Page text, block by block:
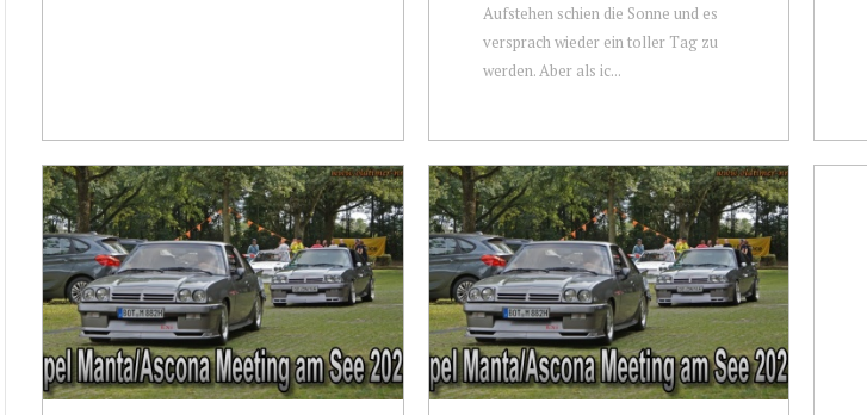
Aufstehen schien die Sonne und es
versprach wieder ein toller Tag zu
werden. Aber als ic...